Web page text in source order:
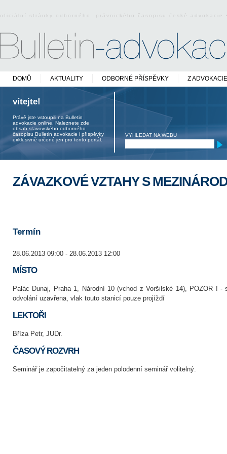
oficiální stránky odborného právnického časopisu české
DOMŮ AKTUALITY ODBORNÉ PŘÍSPĚVKY Z ADVOKACIE
vítejte!
Právě jste vstoupili na Bulletin
advokacie online. Naleznete zde
obsah stavovského odborného
časopisu Bulletin advokacie i příspěvky
exklusivně určené jen pro tento portál.
VYHLEDAT NA WEBU
ZÁVAZKOVÉ VZTAHY S
Termín
28.06.2013 09:00 - 28.06.2013 12:00
MÍSTO
Palác Dunaj, Praha 1, Národní 10 (vchod z Voršilské 14), POZOR ! -
odvolání uzavřena, vlak touto stanicí pouze projíždí
LEKTOŘI
Bříza Petr, JUDr.
ČASOVÝ ROZVRH
Seminář je započitatelný za jeden polodenní seminář volitelný.